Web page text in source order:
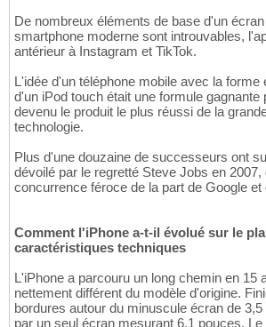
De nombreux éléments de base d'un
smartphone moderne sont introuvables,
antérieur à Instagram et TikTok.
L'idée d'un téléphone mobile avec la forme
d'un iPod touch était une formule gagnante
devenu le produit le plus réussi de la
technologie.
Plus d'une douzaine de successeurs ont
dévoilé par le regretté Steve Jobs en 2007,
concurrence féroce de la part de Google et
Comment l'iPhone a-t-il évolué sur le
caractéristiques techniques
L'iPhone a parcouru un long chemin en 15
nettement différent du modèle d'origine.
bordures autour du minuscule écran de
par un seul écran mesurant 6,1 pouces.